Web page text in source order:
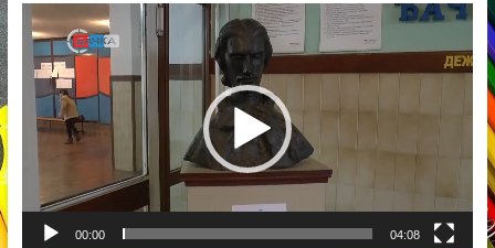
Прегледач
видео
записа
00:00 04:08